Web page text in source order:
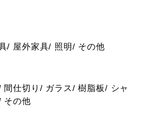
/ 屋外家具/ 照明/ その他
間仕切り/ ガラス/ 樹脂板/ シャ
その他